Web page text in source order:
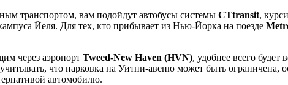
транспортом, вам подойдут автобусы системы CTtransit,
Йеля. Для тех, кто прибывает из Нью-Йорка на поезде
через аэропорт Tweed-New Haven (HVN), удобнее всего
что парковка на Уитни-авеню может быть
автомобилю.